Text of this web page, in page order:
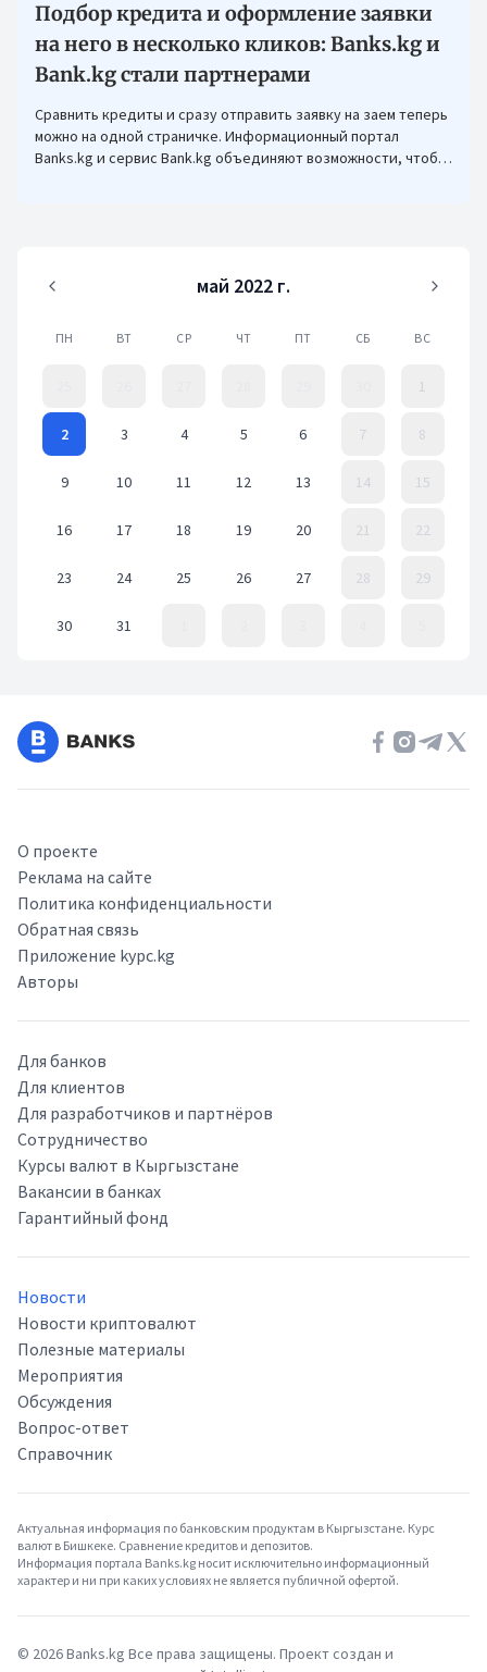
Подбор кредита и оформление заявки
на него в несколько кликов: Banks.kg и
Bank.kg стали партнерами
Сравнить кредиты и сразу отправить заявку на заем теперь
можно на одной страничке. Информационный портал
Banks.kg и сервис Bank.kg объединяют возможности, чтобы
май 2022 г.
ПН ВТ СР ЧТ ПТ СБ ВС
1
2 3 4 5 6 7 8
9 10 11 12 13 14 15
16 17 18 19 20 21 22
23 24 25 26 27 28 29
30 31
О проекте
Реклама на сайте
Политика конфиденциальности
Обратная связь
Приложение kypc.kg
Авторы
Для банков
Для клиентов
Для разработчиков и партнёров
Сотрудничество
Курсы валют в Кыргызстане
Вакансии в банках
Гарантийный фонд
Новости
Новости криптовалют
Полезные материалы
Мероприятия
Обсуждения
Вопрос-ответ
Справочник
Актуальная информация по банковским продуктам в Кыргызстане. Курс
валют в Бишкеке. Сравнение кредитов и депозитов.
Информация портала Banks.kg носит исключительно информационный
характер и ни при каких условиях не является публичной офертой.
© 2026Banks.kg Все права защищены. Проект создан и